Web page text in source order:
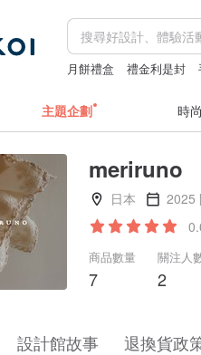
月餅禮盒 禮金利是封
主題企劃 時
meriruno
日本
2025
商品數量
7
關注人
2
設計館故事 退換貨政